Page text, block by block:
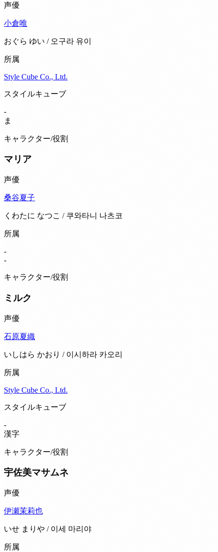
声優
小倉唯
おぐら ゆい / 오구라 유이
所属
Style Cube Co., Ltd.
スタイルキューブ
-
ま
キャラクター/役割
マリア
声優
桑谷夏子
くわたに なつこ / 쿠와타니 나츠코
所属
-
-
キャラクター/役割
ミルク
声優
石原夏織
いしはら かおり / 이시하라 카오리
所属
Style Cube Co., Ltd.
スタイルキューブ
-
漢字
キャラクター/役割
宇佐美マサムネ
声優
伊瀬茉莉也
いせ まりや / 이세 마리야
所属